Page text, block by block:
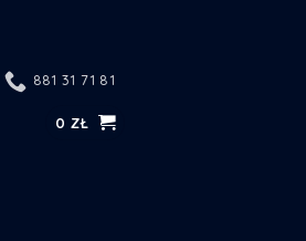
881 31 71 81
0 ZŁ